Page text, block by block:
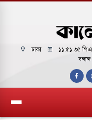
ঢাকা ১১:৫১:৩৬